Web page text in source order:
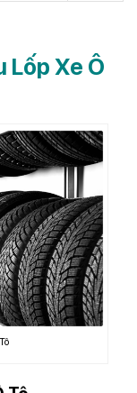
Lốp Xe Ô